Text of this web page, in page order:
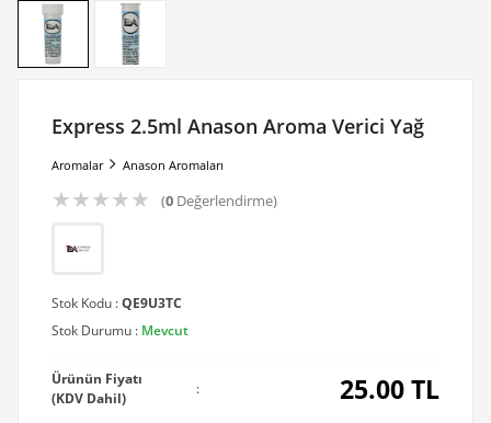
Express 2.5ml Anason Aroma Verici Yağ
Aromalar Anason Aromaları
★★★★★ (0Değerlendirme)
Stok Kodu :QE9U3TC
Stok Durumu : Mevcut
Ürünün Fiyatı
(KDV Dahil)
: 25.00TL